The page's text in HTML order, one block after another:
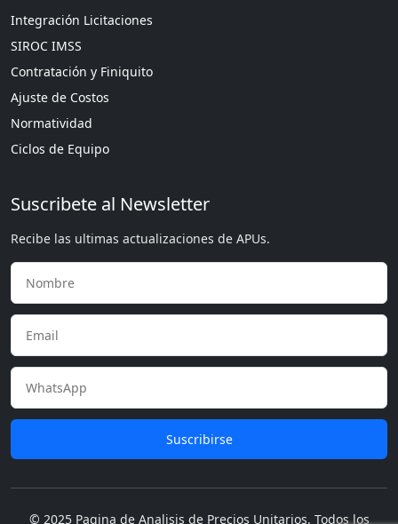
Integración Licitaciones
SIROC IMSS
Contratación y Finiquito
Ajuste de Costos
Normatividad
Ciclos de Equipo
Suscribete al Newsletter
Recibe las ultimas actualizaciones de APUs.
Suscribirse
© 2025 Pagina de Analisis de Precios Unitarios. Todos los